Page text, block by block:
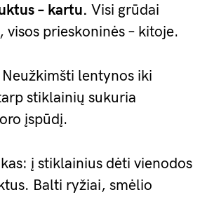
– kartu. Visi grūdai
visos prieskoninės – kitoje.
Neužkimšti lentynos iki
stiklainių sukuria
įspūdį.
į stiklainius dėti vienodos
Balti ryžiai, smėlio